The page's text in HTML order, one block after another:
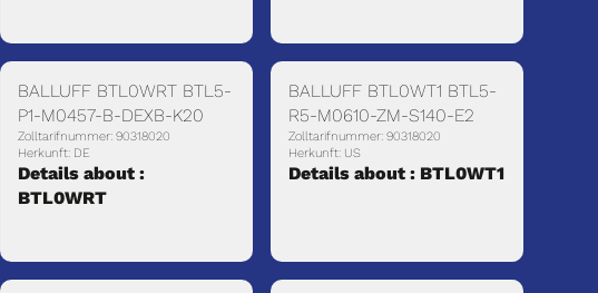
BALLUFF BTL0WRT BTL5-
P1-M0457-B-DEXB-K20
Zolltarifnummer: 90318020
Herkunft: DE
Details about :
BTL0WRT
BALLUFF BTL0WT1 BTL5-
R5-M0610-ZM-S140-E2
Zolltarifnummer: 90318020
Herkunft: US
Details about : BTL0WT1